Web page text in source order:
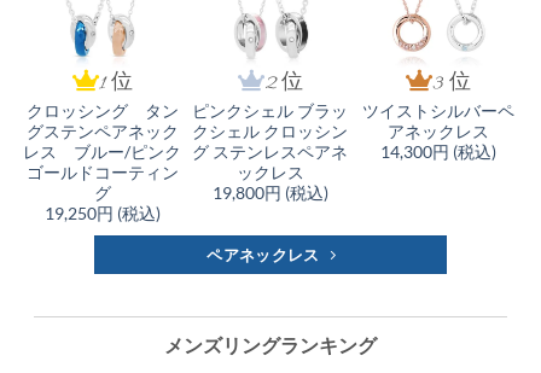
1 位
クロッシング タン
グステンペアネック
レス ブルー/ピンク
ゴールドコーティン
グ
19,250円 (税込)
2 位
ピンクシェル ブラッ
クシェル クロッシン
グ ステンレスペアネ
ックレス
19,800円 (税込)
3 位
ツイストシルバーペ
アネックレス
14,300円 (税込)
ペアネックレス
メンズリングランキング